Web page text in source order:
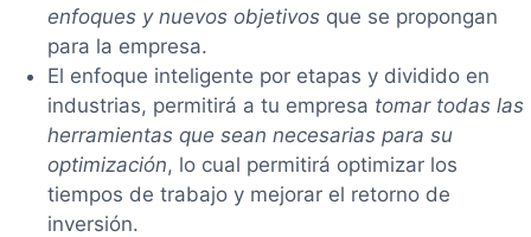
enfoques y nuevos objetivos que se propongan
para la empresa.
El enfoque inteligente por etapas y dividido en
industrias, permitirá a tu empresa tomar todas las
herramientas que sean necesarias para su
optimización, lo cual permitirá optimizar los
tiempos de trabajo y mejorar el retorno de
inversión.